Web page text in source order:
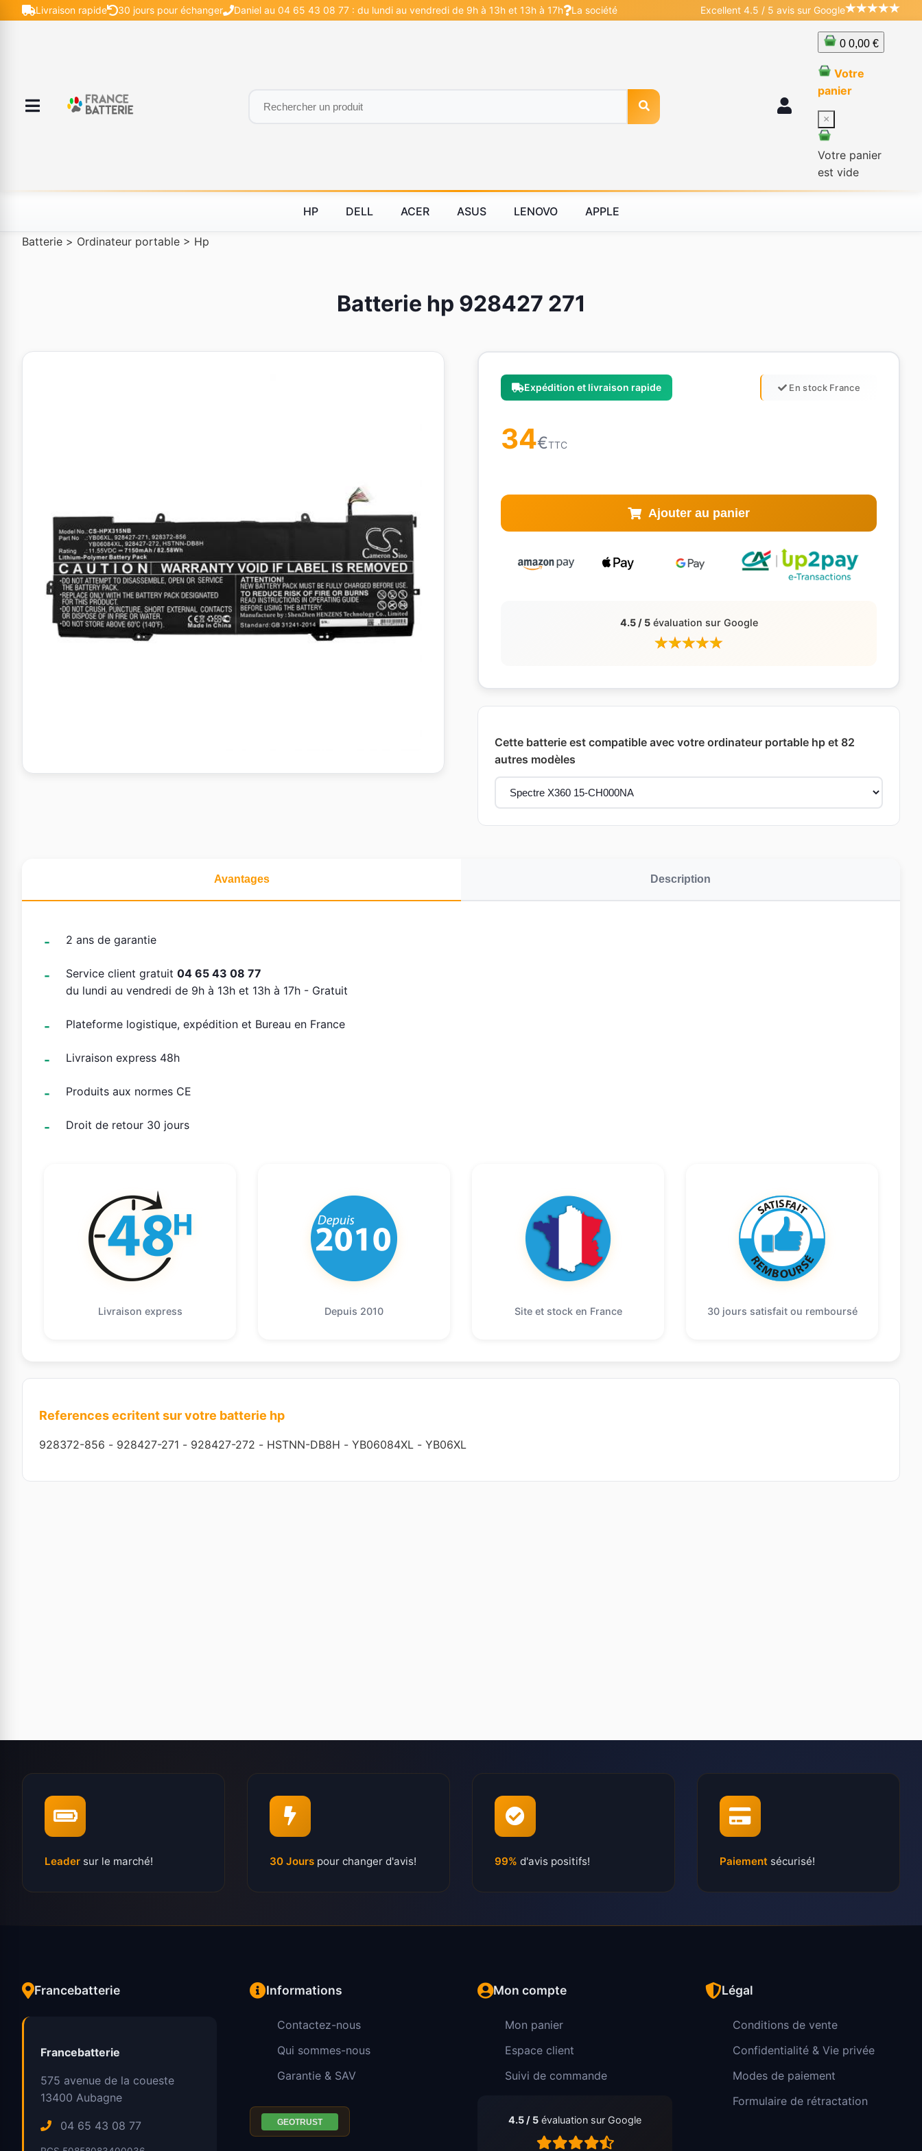
Livraison rapide 30 jours pour échanger Daniel au 04 65 43 08 77 : du lundi au vendredi de 9h à 13h et 13h à 17h La société Excellent 4.5 / 5 avis sur Google
0 0,00 €
Votre
panier
×
Votre panier
est vide
HP DELL ACER ASUS LENOVO APPLE
Batterie > Ordinateur portable > Hp
Batterie hp 928427 271
Expédition et livraison rapide En stock France
34€TTC
Ajouter au panier
4.5 / 5évaluation sur Google
Cette batterie est compatible avec votre ordinateur portable hp et 82
autres modèles
Avantages Description
2 ans de garantie
Service client gratuit 04 65 43 08 77
du lundi au vendredi de 9h à 13h et 13h à 17h - Gratuit
Plateforme logistique, expédition et Bureau en France
Livraison express 48h
Produits aux normes CE
Droit de retour 30 jours
Livraison express Depuis 2010 Site et stock en France 30 jours satisfait ou remboursé
References ecritent sur votre batterie hp
928372-856 - 928427-271 - 928427-272 - HSTNN-DB8H - YB06084XL - YB06XL
Leader sur le marché! 30 Jours pour changer d'avis! 99% d'avis positifs! Paiement sécurisé!
Francebatterie
Francebatterie
575 avenue de la coueste
13400 Aubagne
04 65 43 08 77
Informations
Contactez-nous
Qui sommes-nous
Garantie & SAV
Mon compte
Mon panier
Espace client
Suivi de commande
4.5 / 5 évaluation sur Google
Légal
Conditions de vente
Confidentialité & Vie privée
Modes de paiement
Formulaire de rétractation